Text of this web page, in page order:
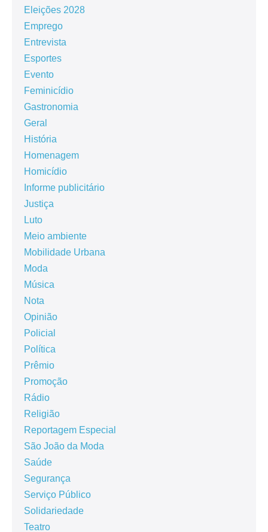
Eleições 2028
Emprego
Entrevista
Esportes
Evento
Feminicídio
Gastronomia
Geral
História
Homenagem
Homicídio
Informe publicitário
Justiça
Luto
Meio ambiente
Mobilidade Urbana
Moda
Música
Nota
Opinião
Policial
Política
Prêmio
Promoção
Rádio
Religião
Reportagem Especial
São João da Moda
Saúde
Segurança
Serviço Público
Solidariedade
Teatro